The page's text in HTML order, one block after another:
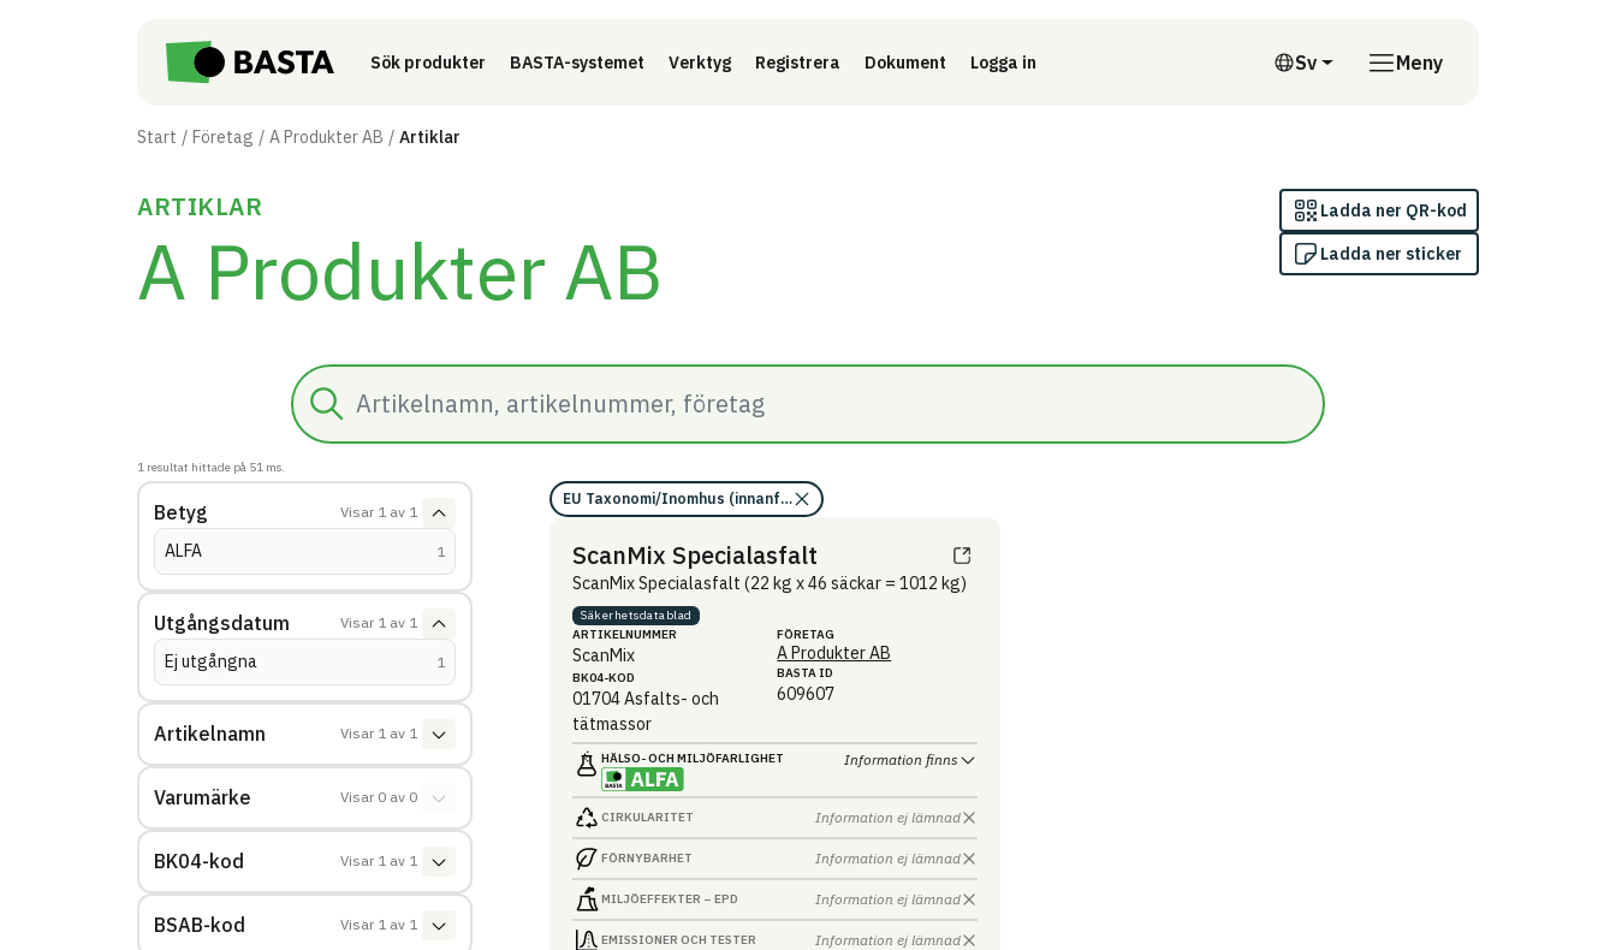
Sök produkter BASTA-systemet Verktyg Registrera Dokument Logga in Sv
Svenska
Meny
Start Företag A Produkter AB Artiklar
ARTIKLAR
A Produkter AB
Ladda ner QR-kod
Ladda ner sticker
Sök
1 resultat hittade på 51 ms.
Betyg Visar 1 av 1
ALFA (1
Utgångsdatum Visar 1 av 1
Ej utgångna (1
Artikelnamn Visar 1 av 1
Varumärke Visar 0 av 0
BK04-kod Visar 1 av 1
BSAB-kod Visar 1 av 1
EU Taxonomi/Inomhus (innanför ångspärr)/Information saknas
ScanMix Specialasfalt
ScanMix Specialasfalt (22 kg x 46 säckar = 1012 kg)
Säkerhets­datablad
ARTIKEL­NUMMER
ScanMix
BK04-KOD
01704Asfalts- och
tätmassor
FÖRETAG
A Produkter AB
BASTA ID
609607
HÄLSO- OCH MILJÖ­FARLIGHET Information finns
CIRKULARITET Information ej lämnad
FÖRNYBARHET Information ej lämnad
MILJÖEFFEKTER – EPD Information ej lämnad
EMISSIONER OCH TESTER Information ej lämnad